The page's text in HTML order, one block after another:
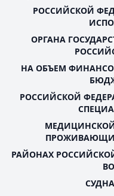
РОССИЙСКОЙ
ОРГАНА
НА ОБЪЕМ
РОССИЙСКОЙ
РАЙОНАХ